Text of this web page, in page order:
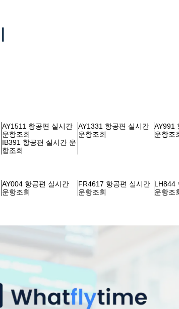
AY1511 항공편 실시간
운항조회
AY1331 항공편 실시간
운항조회
AY991
운항조
IB391 항공편 실시간 운
항조회
AY004 항공편 실시간
운항조회
FR4617 항공편 실시간
운항조회
LH844
운항조